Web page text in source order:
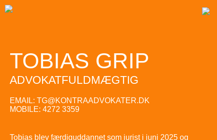
TOBIAS GRIP
ADVOKATFULDMÆGTIG
EMAIL: TG@KONTRAADVOKATER.DK
MOBILE: 4272 3359
Tobias blev færdiguddannet som jurist i juni 2025 og